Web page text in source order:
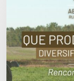
Que
produire
sur
ma